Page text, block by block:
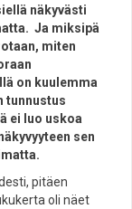
näkyvästi
Ja miksipä
miten
on kuulemma
tunnustus
ei luo uskoa
sen
pitäen
oli näet